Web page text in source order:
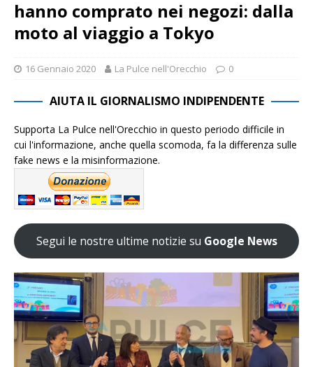
hanno comprato nei negozi: dalla
moto al viaggio a Tokyo
16 Gennaio 2020 La Pulce nell'Orecchio 0
AIUTA IL GIORNALISMO INDIPENDENTE
Supporta La Pulce nell'Orecchio in questo periodo difficile in
cui l'informazione, anche quella scomoda, fa la differenza sulle
fake news e la misinformazione.
Segui le nostre ultime notizie su Google News